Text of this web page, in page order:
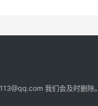
我们会及时删除。